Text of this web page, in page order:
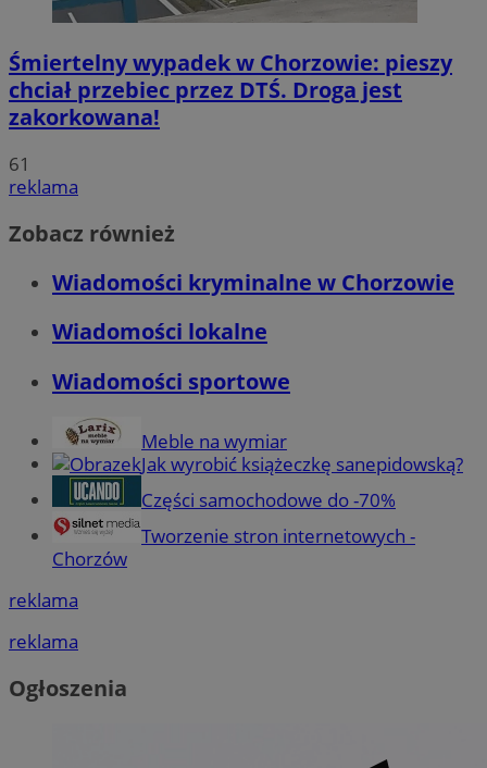
Śmiertelny wypadek w Chorzowie: pieszy
chciał przebiec przez DTŚ. Droga jest
zakorkowana!
61
reklama
Zobacz również
Wiadomości kryminalne w Chorzowie
Wiadomości lokalne
Wiadomości sportowe
Meble na wymiar
Jak wyrobić książeczkę sanepidowską?
Części samochodowe do -70%
Tworzenie stron internetowych -
Chorzów
reklama
reklama
Ogłoszenia